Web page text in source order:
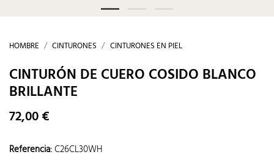
HOMBRE CINTURONES CINTURONES EN PIEL
CINTURÓN DE CUERO COSIDO BLANCO
BRILLANTE
72,00 €
Referencia:C26CL30WH